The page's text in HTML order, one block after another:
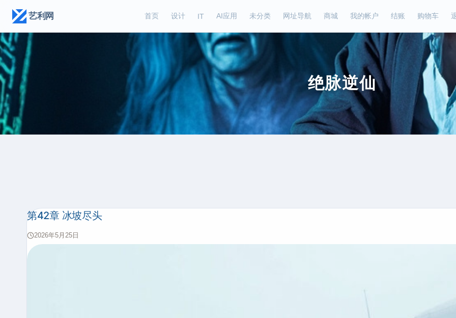
艺利网 首页 设计 IT AI应用 未分类 网址导航 商城 我的帐户 结账 购物车
绝脉逆仙
第42章 冰坡尽头
2026年5月25日